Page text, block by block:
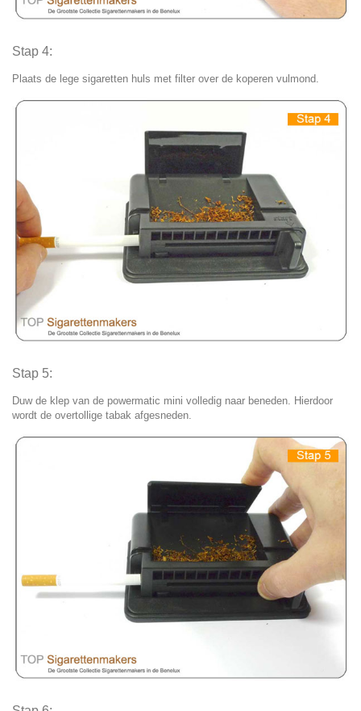
Stap 4:
Plaats de lege sigaretten huls met filter over de koperen vulmond.
Stap 5:
Duw de klep van de powermatic mini volledig naar beneden. Hierdoor
wordt de overtollige tabak afgesneden.